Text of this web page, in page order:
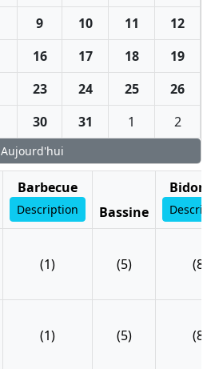
9 10 11
12
16 17 18
19
23 24 25
26
30 31 1 2
Aujourd'hui
Barbecue
Description Bassine
Bidon
(1) (5) (8)
(1) (5) (8)